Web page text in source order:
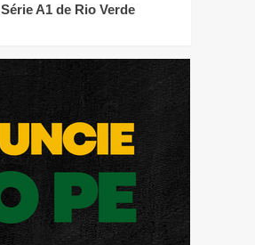
Série A1 de Rio Verde